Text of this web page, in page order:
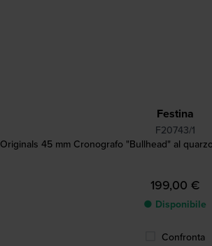
Festina
F20743/1
Originals 45 mm Cronografo "Bullhead" al
199,00 €
● Disponibile
Confronta